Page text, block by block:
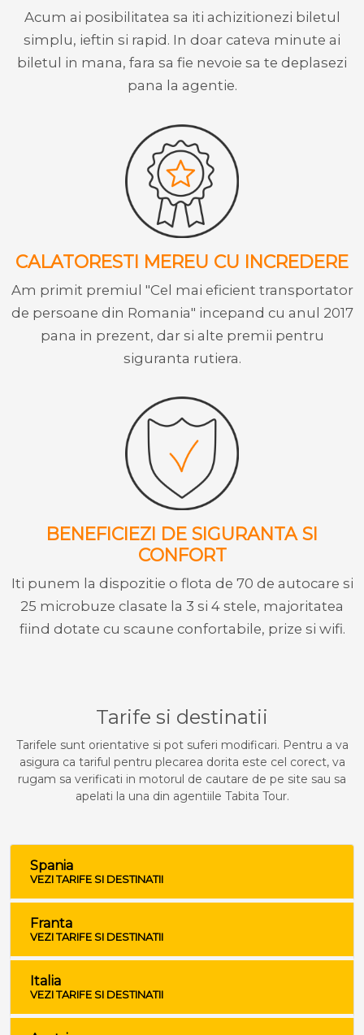
Acum ai posibilitatea sa iti achizitionezi biletul
simplu, ieftin si rapid. In doar cateva minute ai
biletul in mana, fara sa fie nevoie sa te deplasezi
pana la agentie.
CALATORESTI MEREU CU INCREDERE
Am primit premiul "Cel mai eficient transportator
de persoane din Romania" incepand cu anul 2017
pana in prezent, dar si alte premii pentru
siguranta rutiera.
BENEFICIEZI DE SIGURANTA SI
CONFORT
Iti punem la dispozitie o flota de 70 de autocare si
25 microbuze clasate la 3 si 4 stele, majoritatea
fiind dotate cu scaune confortabile, prize si wifi.
Tarife si destinatii
Tarifele sunt orientative si pot suferi modificari. Pentru a va
asigura ca tariful pentru plecarea dorita este cel corect, va
rugam sa verificati in motorul de cautare de pe site sau sa
apelati la una din agentiile Tabita Tour.
Spania
VEZI TARIFE SI DESTINATII
Franta
VEZI TARIFE SI DESTINATII
Italia
VEZI TARIFE SI DESTINATII